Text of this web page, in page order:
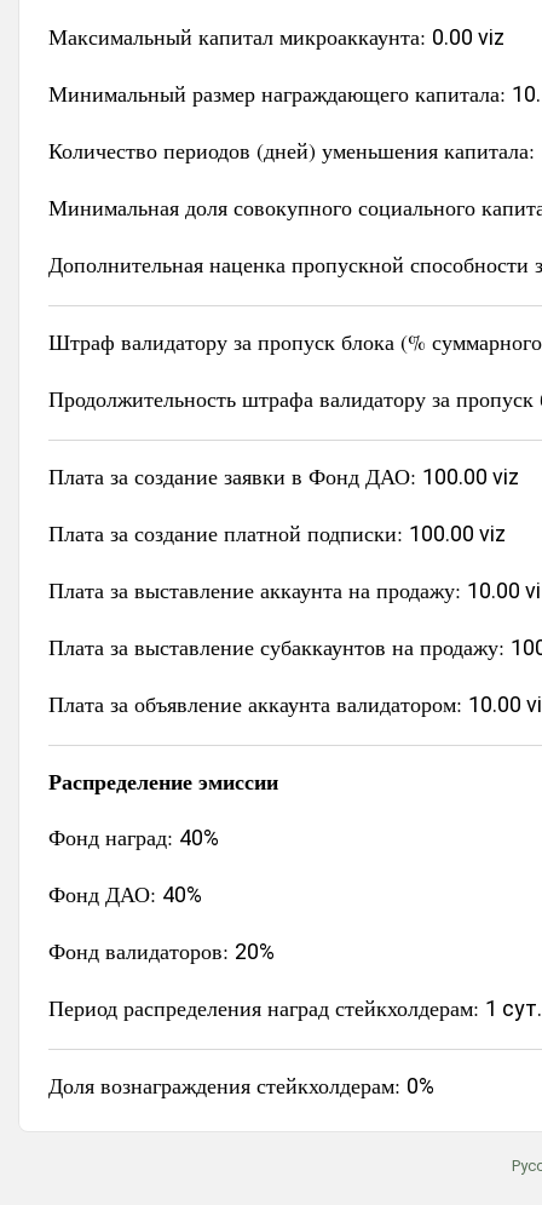
Максимальный капитал микроаккаунта: 0.00 viz
Минимальный размер награждающего капитала:
Количество периодов (дней) уменьшения капитала:
Минимальная доля совокупного социального
Дополнительная наценка пропускной
Штраф валидатору за пропуск блока (%
Продолжительность штрафа валидатору за
Плата за создание заявки в Фонд ДАО: 100.00 viz
Плата за создание платной подписки: 100.00 viz
Плата за выставление аккаунта на продажу: 10.00
Плата за выставление субаккаунтов на продажу:
Плата за объявление аккаунта валидатором: 10.00
Распределение эмиссии
Фонд наград: 40%
Фонд ДАО: 40%
Фонд валидаторов: 20%
Период распределения наград стейкхолдерам: 1 сут.
Доля вознаграждения стейкхолдерам: 0%